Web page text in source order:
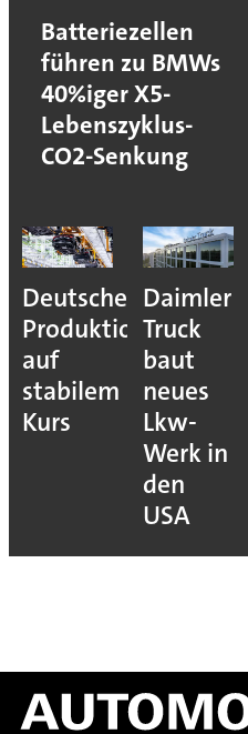
Batteriezellen
führen zu BMWs
40%iger X5-
Lebenszyklus-
CO2-Senkung
Deutsche
Produktion
auf
stabilem
Kurs
Daimler
Truck
baut
neues
Lkw-
Werk in
den
USA